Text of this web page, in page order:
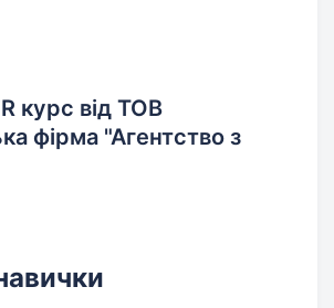
курс від ТОВ
фірма "Агентство з